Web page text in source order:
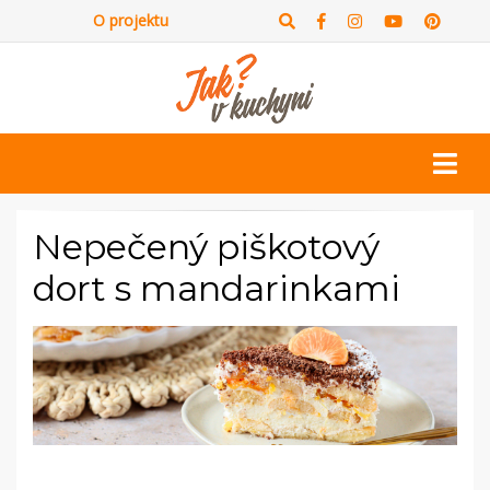
O projektu
Nepečený piškotový
dort s mandarinkami